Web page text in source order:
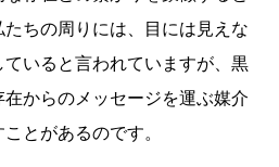
ちの周りには、目には見えな
いると言われていますが、黒
からのメッセージを運ぶ媒介
とがあるのです。